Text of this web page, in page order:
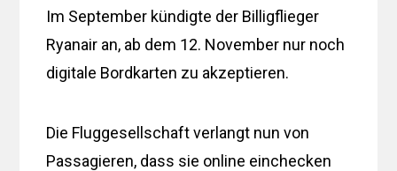
Im September kündigte der Billigflieger
Ryanair an, ab dem 12. November nur noch
digitale Bordkarten zu akzeptieren.
Die Fluggesellschaft verlangt nun von
Passagieren, dass sie online einchecken